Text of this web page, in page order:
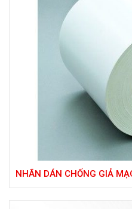
NHÃN DÁN CHỐNG GIẢ